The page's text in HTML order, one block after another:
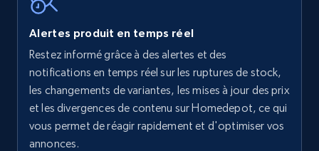
Amazon Reviews
URL, Product name, Product rating, Product
rating object, Product rating max, Rating,
Author name, Asin, and more.
Alertes produit en temps réel
Restez informé grâce à des alertes et des
notifications en temps réel sur les ruptures de stock,
les changements de variantes, les mises à jour des prix
et les divergences de contenu sur Homedepot, ce qui
vous permet de réagir rapidement et d'optimiser vos
annonces.